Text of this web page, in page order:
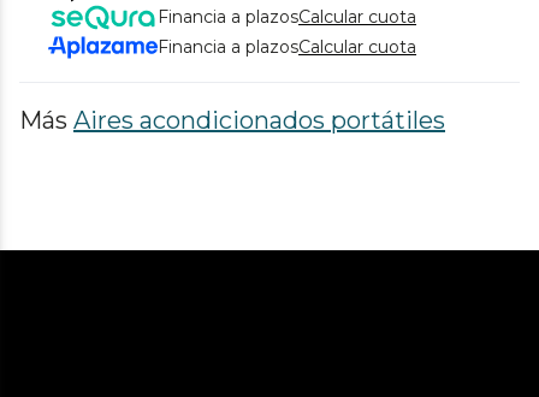
Financia a plazosCalcular cuota
Financia a plazosCalcular cuota
Más Aires acondicionados portátiles